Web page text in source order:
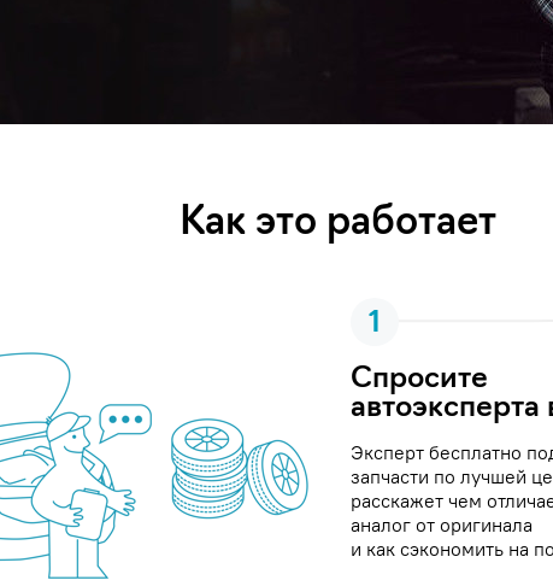
Как это работает
1
Спросите
автоэксперта
Эксперт бесплатно
запчасти по лучшей
расскажет чем
аналог от оригинала
и как сэкономить на